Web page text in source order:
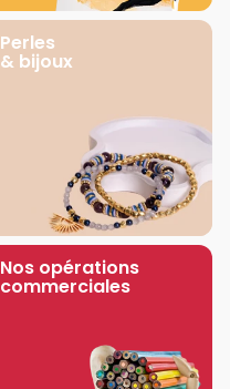
Perles
& bijoux
Nos opérations
commerciales